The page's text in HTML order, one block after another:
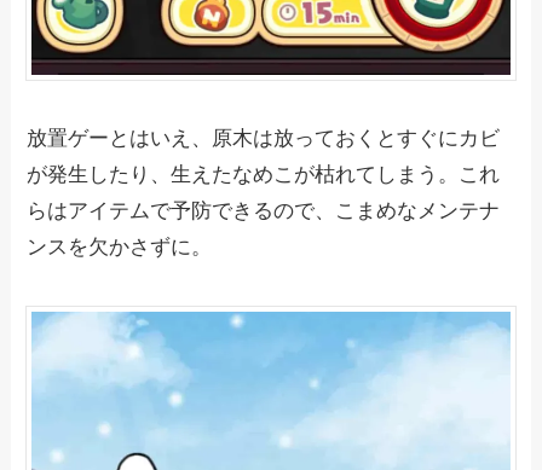
放置ゲーとはいえ、原木は放っておくとすぐにカビ
が発生したり、生えたなめこが枯れてしまう。これ
らはアイテムで予防できるので、こまめなメンテナ
ンスを欠かさずに。